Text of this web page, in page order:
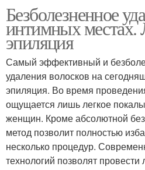
Безболезненное
интимных местах.
эпиляция
Самый эффективный и
удаления волосков на
эпиляция. Во время
ощущается лишь легкое
женщин. Кроме абсолютной
метод позволит полностью
несколько процедур.
технологий позволят